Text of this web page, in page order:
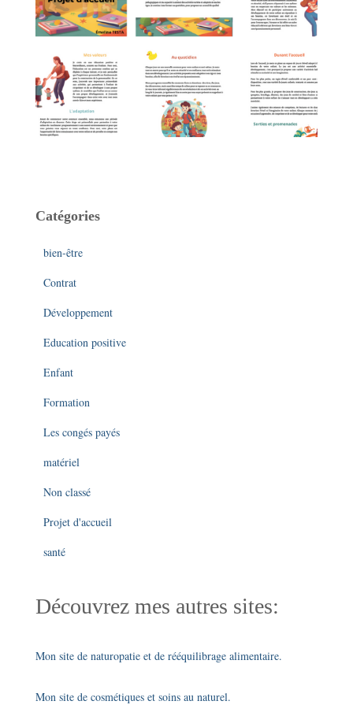
Catégories
bien-être
Contrat
Développement
Education positive
Enfant
Formation
Les congés payés
matériel
Non classé
Projet d'accueil
santé
Découvrez mes autres sites:
Mon site de naturopatie et de rééquilibrage alimentaire.
Mon site de cosmétiques et soins au naturel.